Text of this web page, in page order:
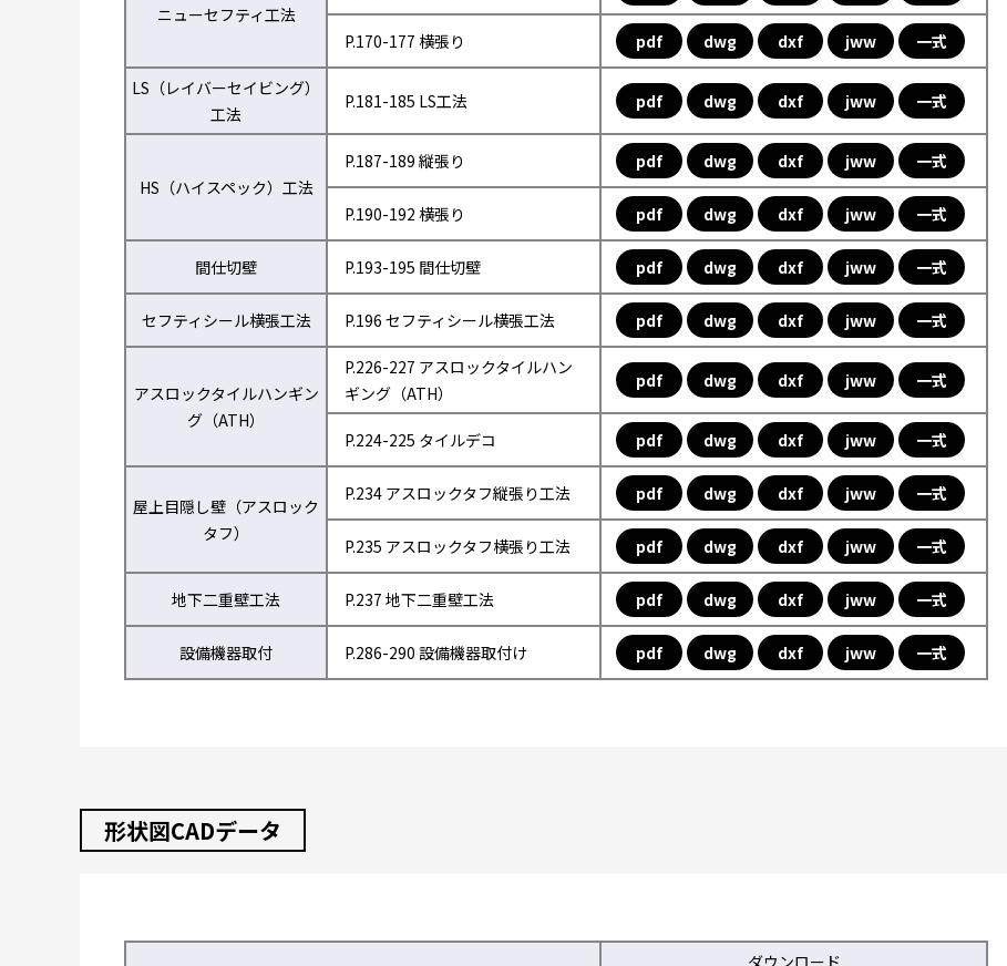
ニューセフティ工法
P.170-177 横張り pdf dwg dxf jww 一式
LS（レイバーセイビング）
工法
P.181-185 LS工法 pdf dwg dxf jww 一式
HS（ハイスペック）工法
P.187-189 縦張り pdf dwg dxf jww 一式
P.190-192 横張り pdf dwg dxf jww 一式
間仕切壁 P.193-195 間仕切壁 pdf dwg dxf jww 一式
セフティシール横張工法 P.196 セフティシール横張工法 pdf dwg dxf jww 一式
アスロックタイルハンギン
グ（ATH）
P.226-227 アスロックタイルハン
ギング（ATH）
pdf dwg dxf jww 一式
P.224-225 タイルデコ pdf dwg dxf jww 一式
屋上目隠し壁（アスロック
タフ）
P.234 アスロックタフ縦張り工法 pdf dwg dxf jww 一式
P.235 アスロックタフ横張り工法 pdf dwg dxf jww 一式
地下二重壁工法 P.237 地下二重壁工法 pdf dwg dxf jww 一式
設備機器取付 P.286-290 設備機器取付け pdf dwg dxf jww 一式
形状図CADデータ
ダウンロード